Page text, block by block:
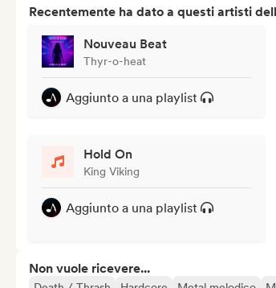
Recentemente ha dato a questi artisti
Nouveau Beat
Thyr-o-heat
Aggiunto a una playlist
Hold On
King Viking
Aggiunto a una playlist
Non vuole ricevere...